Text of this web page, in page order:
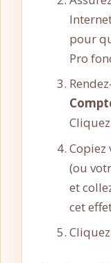
pour
Pro
Copiez
(ou
et
cet